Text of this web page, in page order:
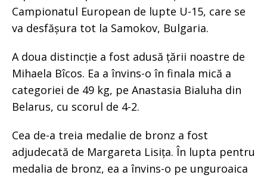
Campionatul European de lupte U-15, care se
va desfășura tot la Samokov, Bulgaria.
A doua distincție a fost adusă țării noastre de
Mihaela Bîcos. Ea a învins-o în finala mică a
categoriei de 49 kg, pe Anastasia Bialuha din
Belarus, cu scorul de 4-2.
Cea de-a treia medalie de bronz a fost
adjudecată de Margareta Lisița. În lupta pentru
medalia de bronz, ea a învins-o pe unguroaica